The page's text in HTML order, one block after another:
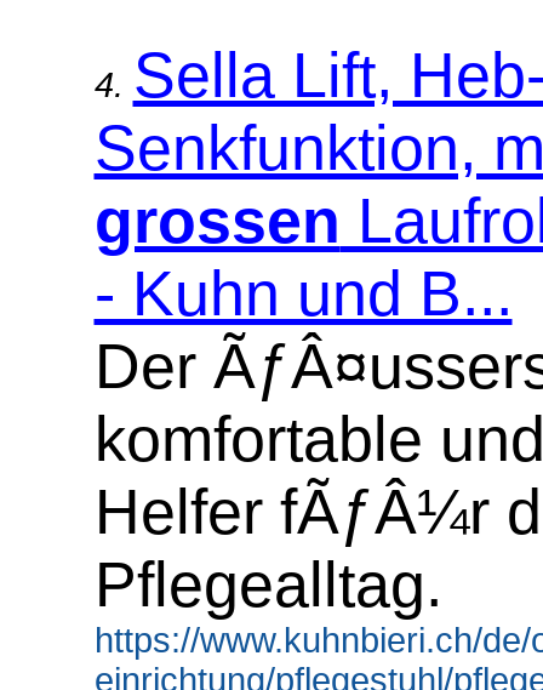
4. Sella Lift,
Senkfunktion,
grossen
- Kuhn und B...
Der
komfortable
Helfer fÃƒÂ¼r
Pflegealltag.
https://www.kuhnbieri.ch/
einrichtung/pflegestuhl/